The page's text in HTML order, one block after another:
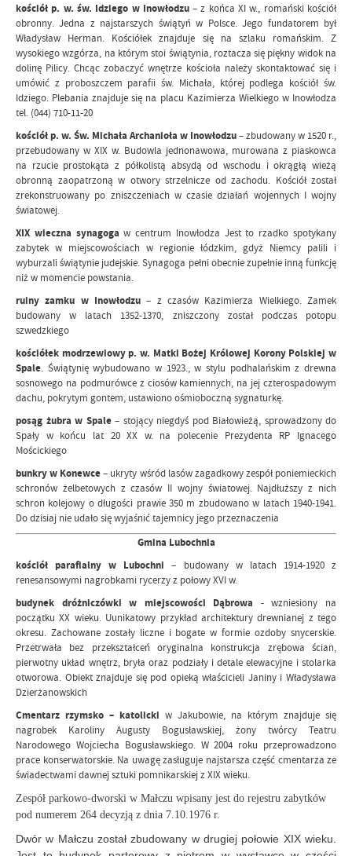
kościół p. w. św. Idziego w Inowłodzu– z końca XI w., romański kościół
obronny. Jedna z najstarszych świątyń w Polsce. Jego fundatorem był
Władysław Herman. Kościółek znajduje się na szlaku romańskim. Z
wysokiego wzgórza, na którym stoi świątynia, roztacza się piękny widok na
dolinę Pilicy. Chcąc zobaczyć wnętrze kościoła należy skontaktować się i
umówić z proboszczem parafii św. Michała, której podlega kościół św.
Idziego. Plebania znajduje się na placu Kazimierza Wielkiego w Inowłodza
tel. (044) 710-11-20
kościół p. w. Św. Michała Archanioła w Inowłodzu– zbudowany w 1520 r.,
przebudowany w XIX w. Budowla jednonawowa, murowana z piaskowca
na rzucie prostokąta z półkolistą absydą od wschodu i okrągłą wieżą
obronną zaopatrzoną w otwory strzelnicze od zachodu. Kościół został
zrekonstruowany po zniszczeniach w czasie działań wojennych I wojny
światowej.
XIX wieczna synagoga w centrum Inowłodza Jest to rzadko spotykany
zabytek w miejscowościach w regionie łódzkim, gdyż Niemcy palili i
wyburzali świątynie judejskie. Synagoga pełni obecnie zupełnie inną funkcję
niż w momencie powstania.
ruiny zamku w Inowłodzu – z czasów Kazimierza Wielkiego. Zamek
budowany w latach 1352-1370, zniszczony został podczas potopu
szwedzkiego
kościółek modrzewiowy p. w. Matki Bożej Królowej Korony Polskiej w
Spale. Świątynię wybudowano w 1923., w stylu podhalańskim z drewna
sosnowego na podmurówce z ciosów kamiennych, na jej czterospadowym
dachu, pokrytym gontem, ustawiono ośmioboczną sygnaturkę.
posąg żubra w Spale– stojący niegdyś pod Białowieżą, sprowadzony do
Spały w końcu lat 20 XX w. na polecenie Prezydenta RP Ignacego
Mościckiego
bunkry w Konewce– ukryty wśród lasów zagadkowy zespół poniemieckich
schronów żelbetowych z czasów II wojny światowej. Najdłuższy z nich
schron kolejowy o długości prawie 350 m zbudowano w latach 1940-1941.
Do dzisiaj nie udało się wyjaśnić tajemnicy jego przeznaczenia
Gmina Lubochnia
kościół parafialny w Lubochni– budowany w latach 1914-1920 z
renesansowymi nagrobkami rycerzy z połowy XVI w.
budynek dróżniczówki w miejscowości Dąbrowa - wzniesiony na
początku XX wieku. Uunikatowy przykład architektury drewnianej z tego
okresu. Zachowane zostały liczne i bogate w formie ozdoby snycerskie.
Przetrwała bez przekształceń oryginalna konstrukcja zrębowa ścian,
pierwotny układ wnętrz, bryła oraz podziały i detale elewacyjne i stolarka
otworowa. Obiekt znajduje się pod opieką właścicieli Janiny i Władysława
Dzierżanowskich
Cmentarz rzymsko – katolicki w Jakubowie, na którym znajduje się
nagrobek Karoliny Augusty Bogusławskiej, żony twórcy Teatru
Narodowego Wojciecha Bogusławskiego. W 2004 roku przeprowadzono
prace konserwatorskie. Na uwagę zasługuje najstarsza część cmentarza ze
świadectwami dawnej sztuki pomnikarskiej z XIX wieku.
Zespół parkowo-dworski w Małczu wpisany jest do rejestru zabytków
pod numerem 264 decyzją z dnia 7.10.1976 r.
Dwór w Małczu został zbudowany w drugiej połowie XIX wieku.